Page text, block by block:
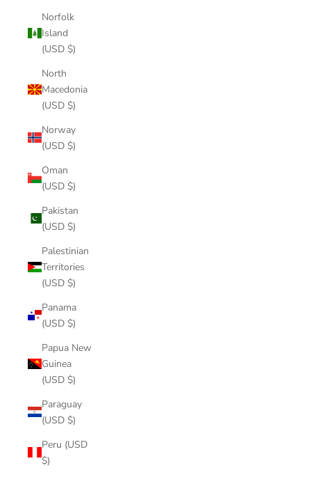
Norfolk
Island
(USD $)
North
Macedonia
(USD $)
Norway
(USD $)
Oman
(USD $)
Pakistan
(USD $)
Palestinian
Territories
(USD $)
Panama
(USD $)
Papua New
Guinea
(USD $)
Paraguay
(USD $)
Peru (USD
$)